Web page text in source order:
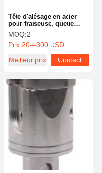
Tête d'alésage en acier
pour fraiseuse, queue
droite, plage d'alésage
6mm-108mm, standard
MOQ:2
Prix:20—300 USD
Meilleur prix
Contact